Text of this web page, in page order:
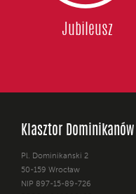
Jubileusz
Klasztor
Pl. Dominikański 2
50-159 Wrocław
NIP 897-15-89-726